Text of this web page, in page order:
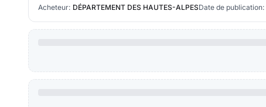
Acheteur: DÉPARTEMENT DES HAUTES-ALPESDate de publication: